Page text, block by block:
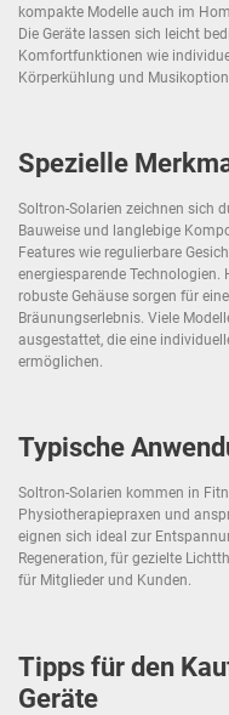
kompakte Modelle auch im
Die Geräte lassen sich leicht
Komfortfunktionen wie
Körperkühlung und
Spezielle
Soltron-Solarien zeichnen sich
Bauweise und langlebige
Features wie regulierbare
energiesparende Technologien.
robuste Gehäuse sorgen für
Bräunungserlebnis. Viele
ausgestattet, die eine
ermöglichen.
Typische
Soltron-Solarien kommen in
Physiotherapiepraxen und
eignen sich ideal zur
Regeneration, für gezielte
für Mitglieder und Kunden.
Tipps für den
Geräte